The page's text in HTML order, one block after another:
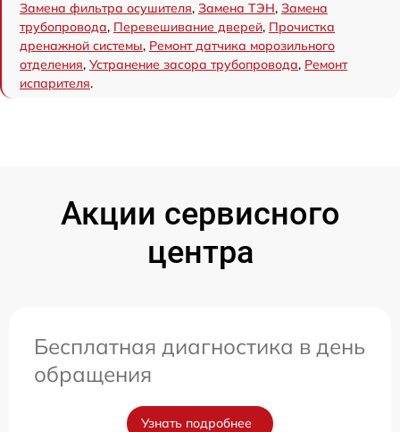
Замена фильтра осушителя, Замена ТЭН, Замена
трубопровода, Перевешивание дверей, Прочистка
дренажной системы, Ремонт датчика морозильного
отделения, Устранение засора трубопровода, Ремонт
испарителя.
Акции сервисного
центра
Бесплатная диагностика в день
обращения
Узнать подробнее